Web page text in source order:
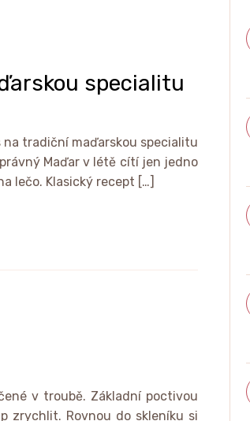
specialitu
tradiční maďarskou specialitu
Maďar v létě cítí jen jedno
lečo. Klasický recept […]
v troubě. Základní poctivou
zrychlit. Rovnou do skleníku si